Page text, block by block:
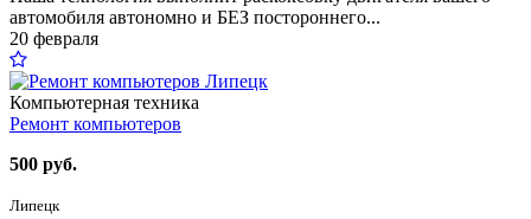
автомобиля автономно и БЕЗ постороннего...
20 февраля
Компьютерная техника
Ремонт компьютеров
500 руб.
Липецк